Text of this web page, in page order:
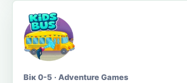
Вік 0-5 · Adventure Games